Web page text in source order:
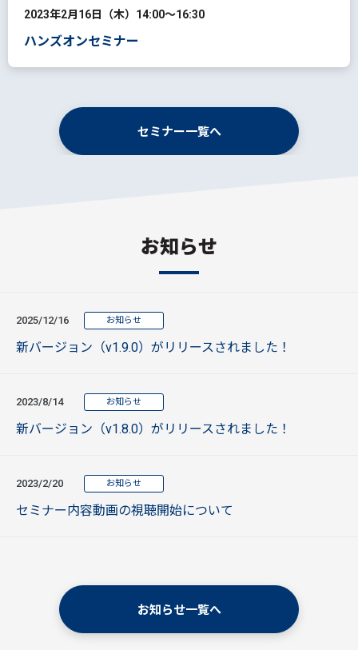
2023年2月16日（木）14:00～16:30
ハンズオンセミナー
セミナー一覧へ
お知らせ
2025/12/16 お知らせ
新バージョン（v1.9.0）がリリースされました！
2023/8/14 お知らせ
新バージョン（v1.8.0）がリリースされました！
2023/2/20 お知らせ
セミナー内容動画の視聴開始について
お知らせ一覧へ